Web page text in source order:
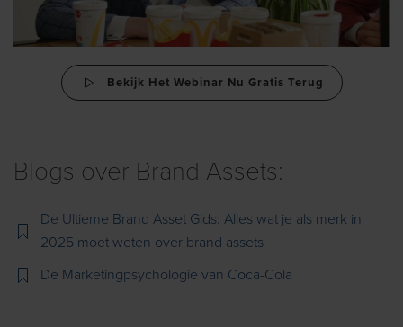
Bekijk Het Webinar Nu Gratis Terug
Blogs over Brand Assets:
De Ultieme Brand Asset Gids: Alles wat je als merk in
2025 moet weten over brand assets
De Marketingpsychologie van Coca-Cola